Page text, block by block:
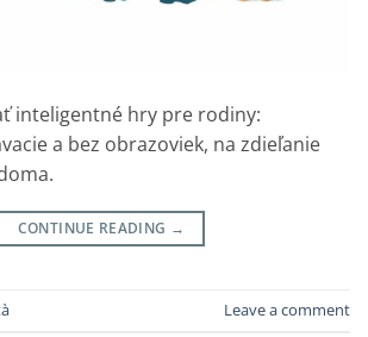
inteligentné hry pre rodiny:
a bez obrazoviek, na zdieľanie
CONTINUE READING →
Leave a comment